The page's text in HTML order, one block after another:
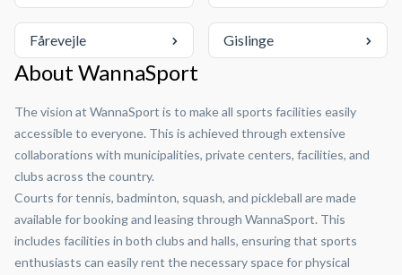
Fårevejle Gislinge
About WannaSport
The vision at WannaSport is to make all sports facilities easily
accessible to everyone. This is achieved through extensive
collaborations with municipalities, private centers, facilities, and
clubs across the country.
Courts for tennis, badminton, squash, and pickleball are made
available for booking and leasing through WannaSport. This
includes facilities in both clubs and halls, ensuring that sports
enthusiasts can easily rent the necessary space for physical